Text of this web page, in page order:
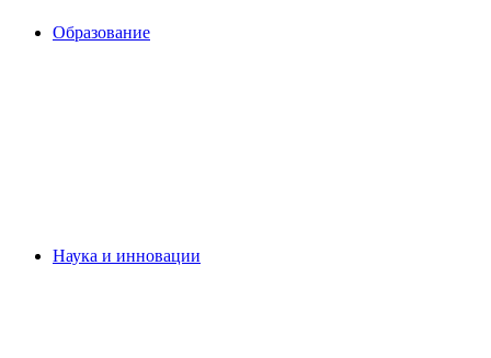
Образование
Наука и инновации